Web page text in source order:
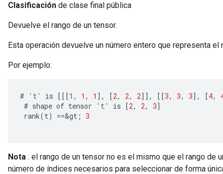
Clasificación de clase final pública
Devuelve el rango de un tensor.
Esta operación devuelve un número entero que representa el
Por ejemplo:
# 't' is [[[1 , 1 , 1 ] , [2, 2, 2]] , [[3, 3, 3] , [4,
# shape of tensor 't' is [2, 2, 3]
rank(t) ==&gt ; 3
Nota : el rango de un tensor no es el mismo que el rango de
número de índices necesarios para seleccionar de forma